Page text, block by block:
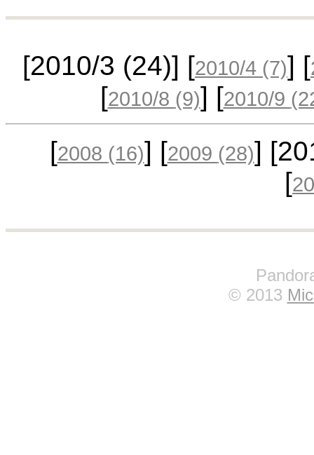
[2010/3 (24)] [2010/4 (7)] [
[2010/8 (9)] [2010/9
[2008 (16)] [2009 (28)]
[
© 2013